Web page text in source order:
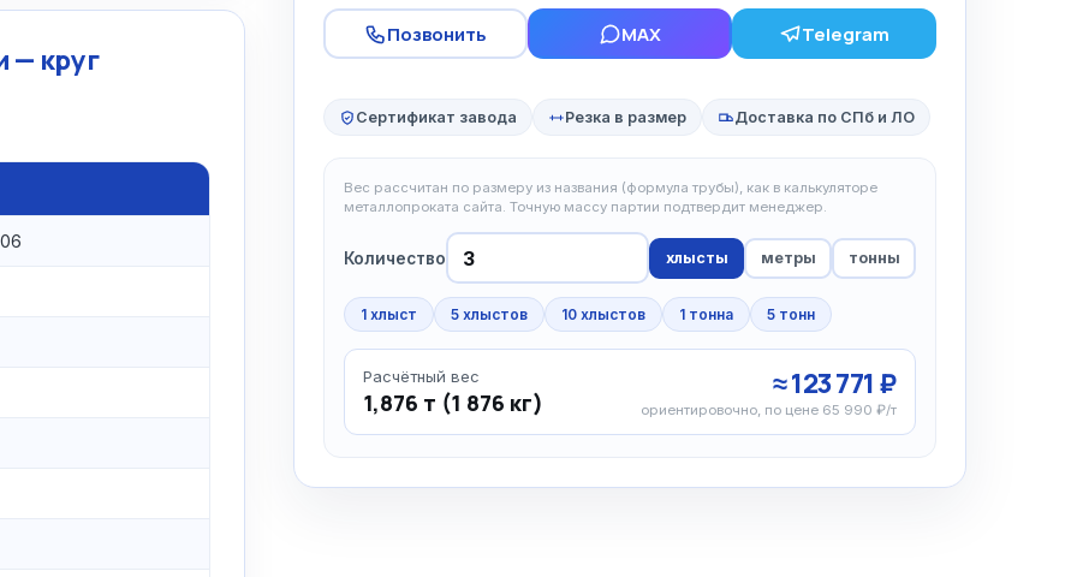
Позвонить MAX Telegram
Сертификат завода Резка в размер Доставка по СПб и ЛО
Вес рассчитан по размеру из названия (формула трубы), как в калькуляторе
металлопроката сайта. Точную массу партии подтвердит менеджер.
Количество хлысты метры тонны
1 хлыст 5 хлыстов 10 хлыстов 1 тонна 5 тонн
Расчётный вес
1,876 т (1 876 кг)
≈ 123 771 ₽
ориентировочно, по цене 65 990 ₽/т
— круг